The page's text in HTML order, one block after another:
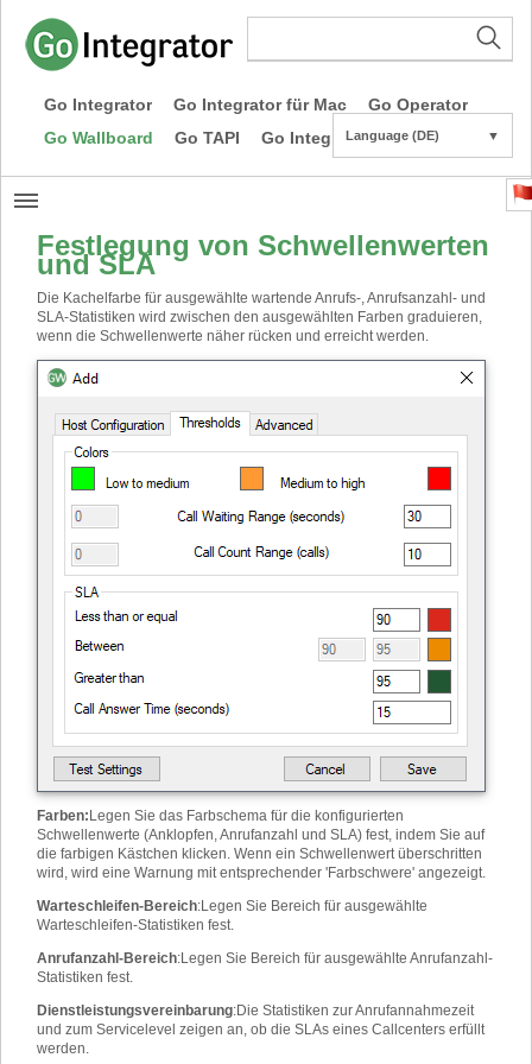
Go Integrator Go Integrator für Mac
Go Operator
Go Wallboard
Go TAPI Go Integrator CE
Language (DE) ▼
Festlegung von Schwellenwerten
und SLA
Die Kachelfarbe für ausgewählte wartende Anrufs-, Anrufsanzahl- und
SLA-Statistiken wird zwischen den ausgewählten Farben graduieren,
wenn die Schwellenwerte näher rücken und erreicht werden.
Farben: Legen Sie das Farbschema für die konfigurierten
Schwellenwerte (Anklopfen, Anrufanzahl und SLA) fest, indem Sie auf
die farbigen Kästchen klicken. Wenn ein Schwellenwert überschritten
wird, wird eine Warnung mit entsprechender 'Farbschwere' angezeigt.
Warteschleifen-Bereich:Legen Sie Bereich für ausgewählte
Warteschleifen-Statistiken fest.
Anrufanzahl-Bereich:Legen Sie Bereich für ausgewählte Anrufanzahl-
Statistiken fest.
Dienstleistungsvereinbarung:Die Statistiken zur Anrufannahmezeit
und zum Servicelevel zeigen an, ob die SLAs eines Callcenters erfüllt
werden.